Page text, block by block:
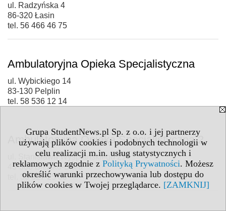
Grupa StudentNews.pl Sp. z o.o. i jej partnerzy
używają plików cookies i podobnych technologii w
celu realizacji m.in. usług statystycznych i
reklamowych zgodnie z Polityką Prywatności. Możesz
określić warunki przechowywania lub dostępu do
plików cookies w Twojej przeglądarce. [ZAMKNIJ]
ul. Radzyńska 4
86-320 Łasin
tel. 56 466 46 75
Ambulatoryjna Opieka Specjalistyczna
ul. Wybickiego 14
83-130 Pelplin
tel. 58 536 12 14
Ambulatoryjna Opieka Specjalistyczna 2
ul. Stanisława Wyspiańskiego 21
43-300 Bielsko-Biała
tel. 33 827 25 00